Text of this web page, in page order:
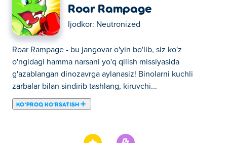
Roar Rampage
Ijodkor: Neutronized
Roar Rampage - bu jangovar o'yin bo'lib, siz ko'z
o'ngidagi hamma narsani yo'q qilish missiyasida
g'azablangan dinozavrga aylanasiz! Binolarni kuchli
zarbalar bilan sindirib tashlang, kiruvchi...
KOʻPROQ KOʻRSATISH
g'azablangan dinozavrga aylanasiz! Binolarni kuchli